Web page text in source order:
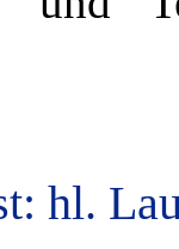
hl.